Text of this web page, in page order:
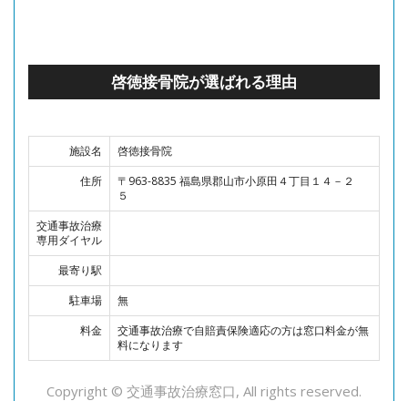
啓徳接骨院が選ばれる理由
施設名
啓徳接骨院
住所
〒963-8835 福島県郡山市小原田４丁目１４－２
５
交通事故治療
専用ダイヤル
最寄り駅
駐車場
無
料金
交通事故治療で自賠責保険適応の方は窓口料金が無
料になります
Copyright © 交通事故治療窓口, All rights reserved.